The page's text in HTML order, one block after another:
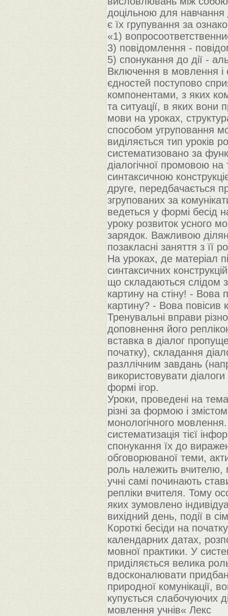
доцільною для навчання
є їх групування за
«1)
3) повідомлення -
5) спонукання до дії -
Включення в мовлення і
єдностей поступово
компонентами, з яких
та ситуації, в яких вони
мови на уроках,
способом угруповання
виділяється тип уроків
систематизовано за
діалогічної промовою
синтаксичною
друге, передбачається
згрупованих за
ведеться у формі бесід
уроку розвиток усного
зарядок. Важливою
позакласні заняття з її
На уроках, де матеріал
синтаксичних
що складаються слідом
картину на стіну! - Вова
картину? - Вова повісив
Тренувальні вправи
доповнення його
вставка в діалог
початку), складання
разллічним завдань
використовувати діалоги
формі ігор.
Уроки, проведені на
різні за формою і
монологічного
систематизація тієї
спонукання їх до
обговорюваної теми,
роль належить вчителю,
учні самі починають
репліки вчителя. Тому
яких зумовлено
вихідний день, події в
Короткі бесіди на
календарних датах,
мовної практики. У
приділяється велика
вдосконалювати
природної комунікації,
купується слабочуючих
мовлення учнів« Лекс